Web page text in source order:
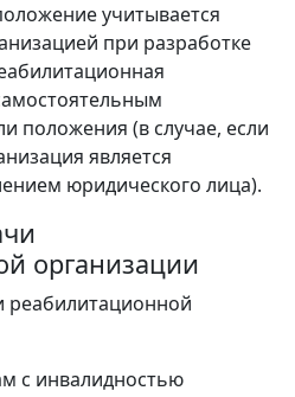
учитывается
при разработке
положения (в случае, если
является
юридического лица).
организации
с инвалидностью